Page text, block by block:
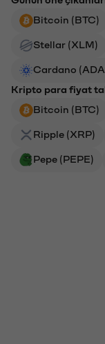
Bitcoin (BTC)
Stellar (XLM)
Cardano
Kripto para fiyat
Bitcoin (BTC)
Ripple (XRP)
Pepe (PEPE)